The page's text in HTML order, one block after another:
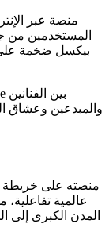
المستخدمين من
بيكسل ضخمة
والمبدعين وعشاق
عالمية
المدن الكبرى إلى